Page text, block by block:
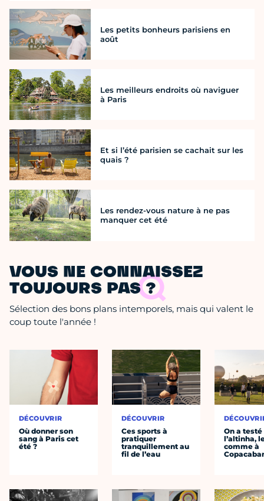
Les petits bonheurs parisiens en
août
Les meilleurs endroits où naviguer
à Paris
Et si l’été parisien se cachait sur les
quais ?
Les rendez-vous nature à ne pas
manquer cet été
VOUS NE CONNAISSEZ
TOUJOURS PAS ?
Sélection des bons plans intemporels, mais qui valent le
coup toute l'année !
DÉCOUVRIR
Où donner son
sang à Paris cet
été ?
DÉCOUVRIR
Ces sports à
pratiquer
tranquillement au
fil de l’eau
On a testé
l’altinha,
comme à